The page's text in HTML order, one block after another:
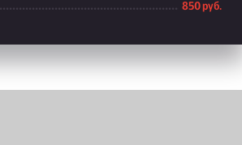
850 руб.